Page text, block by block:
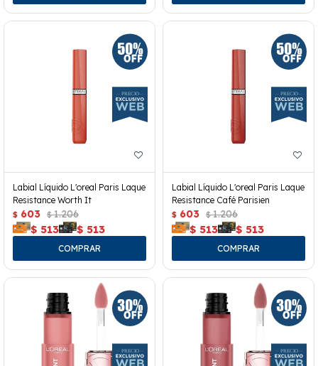
Labial Líquido L'oreal Paris Laque
Resistance Worth It
$ 603 $ 1.206
$ 513 $ 513
Labial Líquido L'oreal Paris Laque
Resistance Café Parisien
$ 603 $ 1.206
$ 513 $ 513